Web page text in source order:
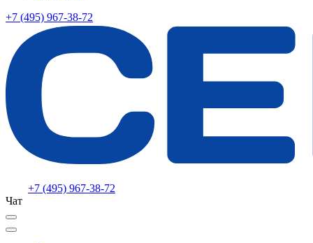
+7 (495) 967-38-72
+7 (495) 967-38-72
Чат